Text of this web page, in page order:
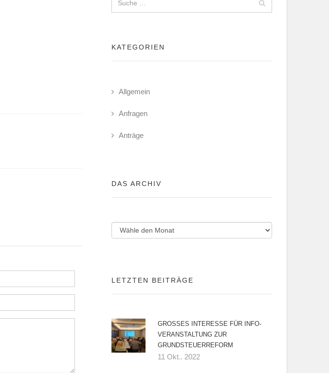
KATEGORIEN
Allgemein
Anfragen
Anträge
DAS ARCHIV
LETZTEN BEITRÄGE
GROSSES INTERESSE FÜR INFO-V
ERANSTALTUNG ZUR G
RUNDSTEUERREFORM
11 Okt.. 2022